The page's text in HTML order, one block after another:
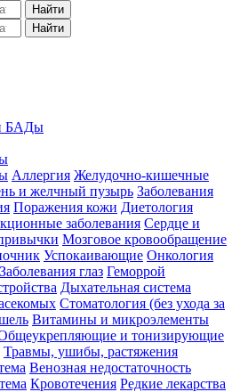
Найти
Найти
БАДы
Аллергия Желудочно-кишечные
и желчный пузырь Заболевания
Поражения кожи Диетология
заболевания Сердце и
Мозговое кровообращение
Успокаивающие Онкология
Заболевания глаз Геморрой
Дыхательная система
Стоматология (без ухода за
Витамины и микроэлементы
и тонизирующие
Травмы, ушибы, растяжения
Венозная недостаточность
Кровотечения Редкие лекарства